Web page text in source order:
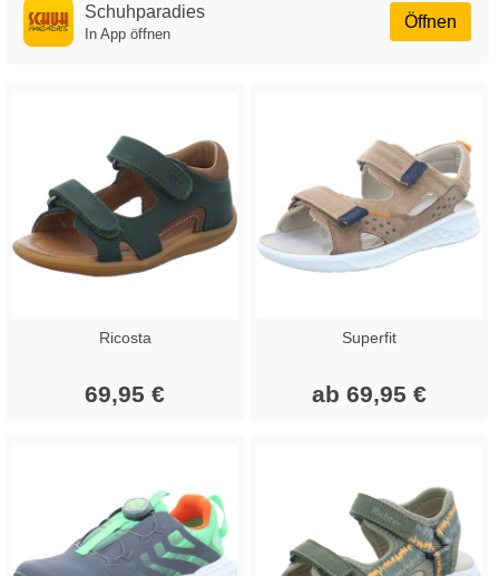
Öffnen
Schuhparadies
In App öffnen
Ricosta
69,95 €
Superfit
ab 69,95 €